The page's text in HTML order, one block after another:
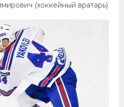
(хоккейный вратарь)